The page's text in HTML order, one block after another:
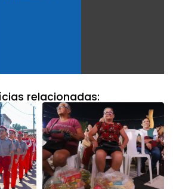
relacionadas: